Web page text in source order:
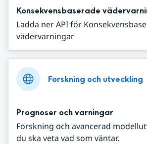
Konsekvensbaserade
Ladda ner API för
vädervarningar
Forskning och utveckling
Prognoser och varningar
Forskning och avancerad
du ska veta vad som väntar.